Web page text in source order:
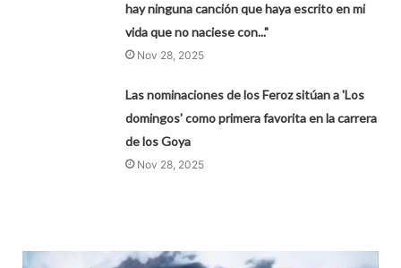
hay ninguna canción que haya escrito en mi
vida que no naciese con..."
Nov 28, 2025
Las nominaciones de los Feroz sitúan a 'Los
domingos' como primera favorita en la carrera
de los Goya
Nov 28, 2025